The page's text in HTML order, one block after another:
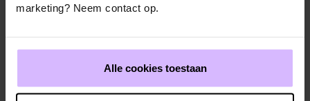
marketing? Neem contact op.
Alle cookies toestaan